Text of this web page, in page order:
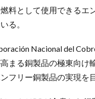
料として使用できる
る。
Nacional del
まる銅製品の極東向
フリー銅製品の実現を